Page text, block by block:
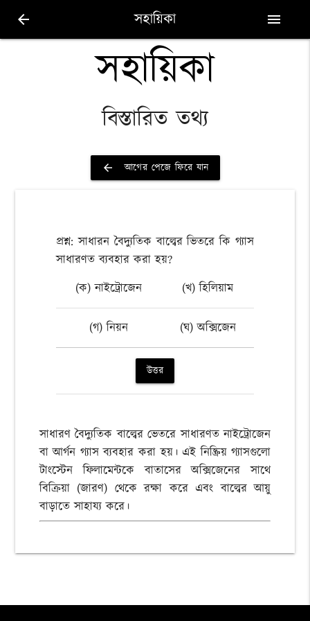
arrow_back সহায়িকা menu
সহায়িকা
বিস্তারিত তথ্য
arrow_back আগের পেজে ফিরে যান
প্রশ্ন: সাধারন বৈদ্যুতিক বাল্বের ভিতরে কি গ্যাস
সাধারণত ব্যবহার করা হয়?
(ক) নাইট্রোজেন
(খ) হিলিয়াম
(গ) নিয়ন (ঘ) অক্সিজেন
উত্তর
সাধারণ বৈদ্যুতিক বাল্বের ভেতরে সাধারণত নাইট্রোজেন
বা আর্গন গ্যাস ব্যবহার করা হয়। এই নিষ্ক্রিয় গ্যাসগুলো
টাংস্টেন ফিলামেন্টকে বাতাসের অক্সিজেনের সাথে
বিক্রিয়া (জারণ) থেকে রক্ষা করে এবং বাল্বের আয়ু
বাড়াতে সাহায্য করে।